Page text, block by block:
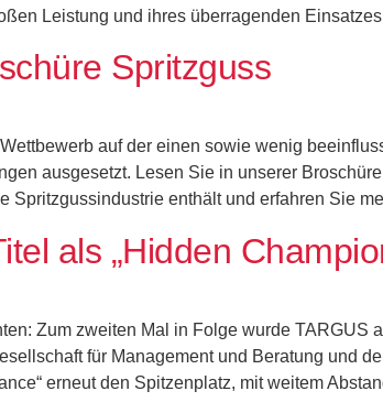
Leistung und ihres überragenden
Spritzguss
auf der einen sowie wenig
ausgesetzt. Lesen Sie in unserer
Spritzgussindustrie enthält und erfahren Sie
als „Hidden
Zum zweiten Mal in Folge wurde TARGUS
für Management und Beratung und
erneut den Spitzenplatz, mit weitem